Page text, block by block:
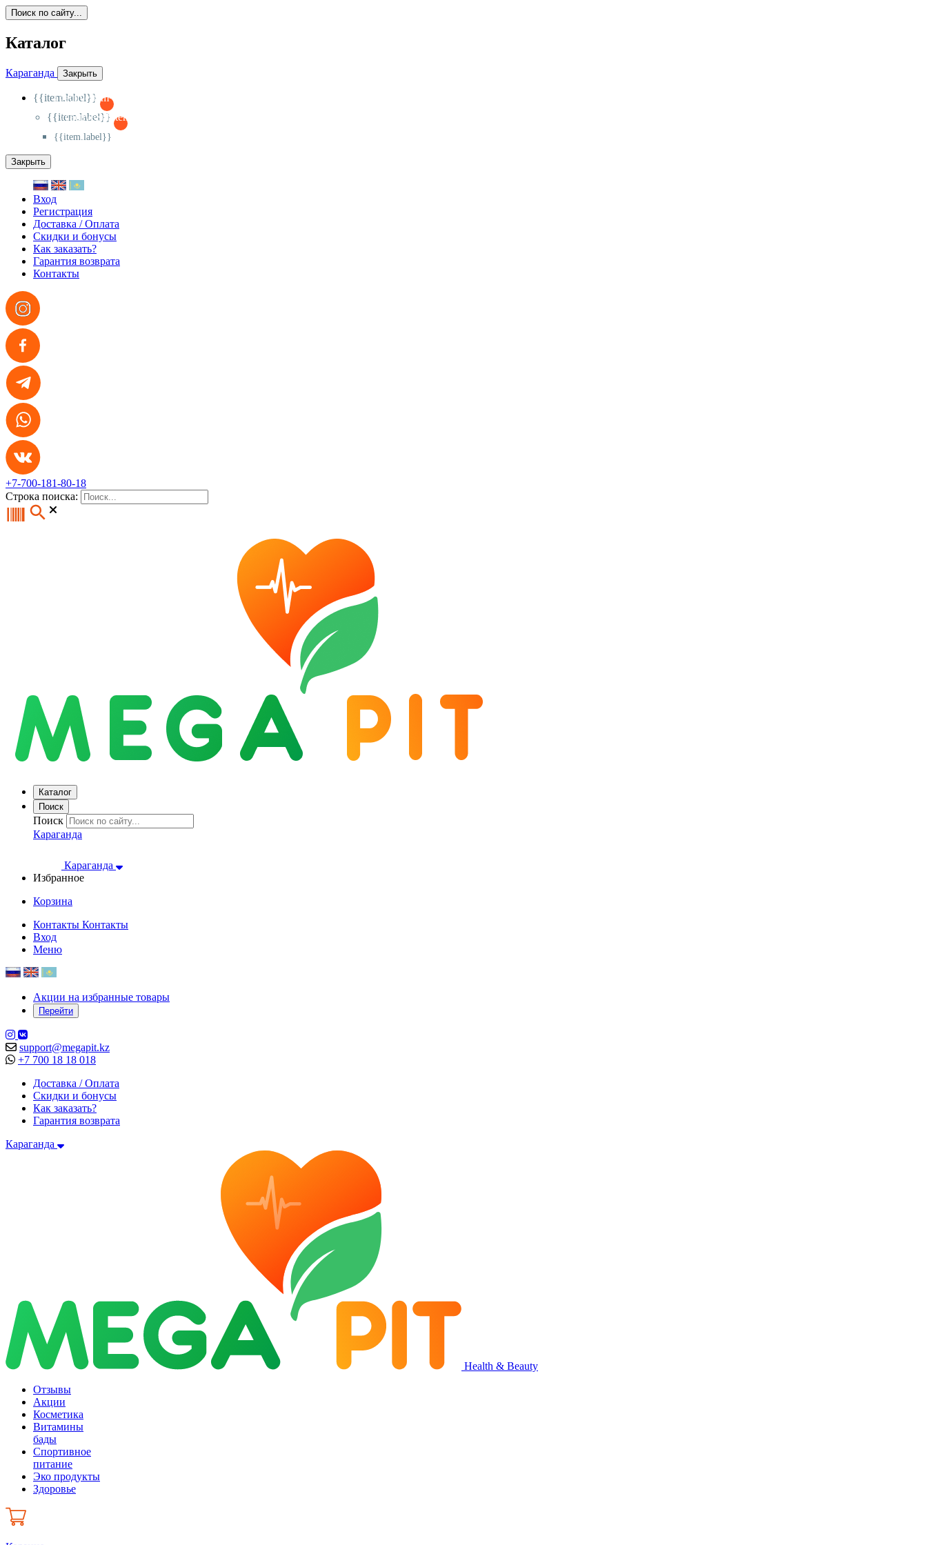
Поиск по сайту...
Каталог
Караганда Закрыть
{{item.label}}
{{activeItem==item.id?'-
{{item.label}}
{{activeSubitem==item.id?'-
{{item.label}}
Закрыть
Вход
Регистрация
Доставка / Оплата
Скидки и бонусы
Как заказать?
Гарантия возврата
Контакты
+7-700-181-80-18
Строка поиска:
Каталог
Поиск
Поиск
Караганда
Караганда
Избранное
Корзина
Контакты Контакты
Вход
Меню
Акции на избранные товары
Перейти
support@megapit.kz
+7 700 18 18 018
Доставка / Оплата
Скидки и бонусы
Как заказать?
Гарантия возврата
Караганда
Health & Beauty
Отзывы
Акции
Косметика
Витамины
бады
Спортивное
питание
Эко продукты
Здоровье